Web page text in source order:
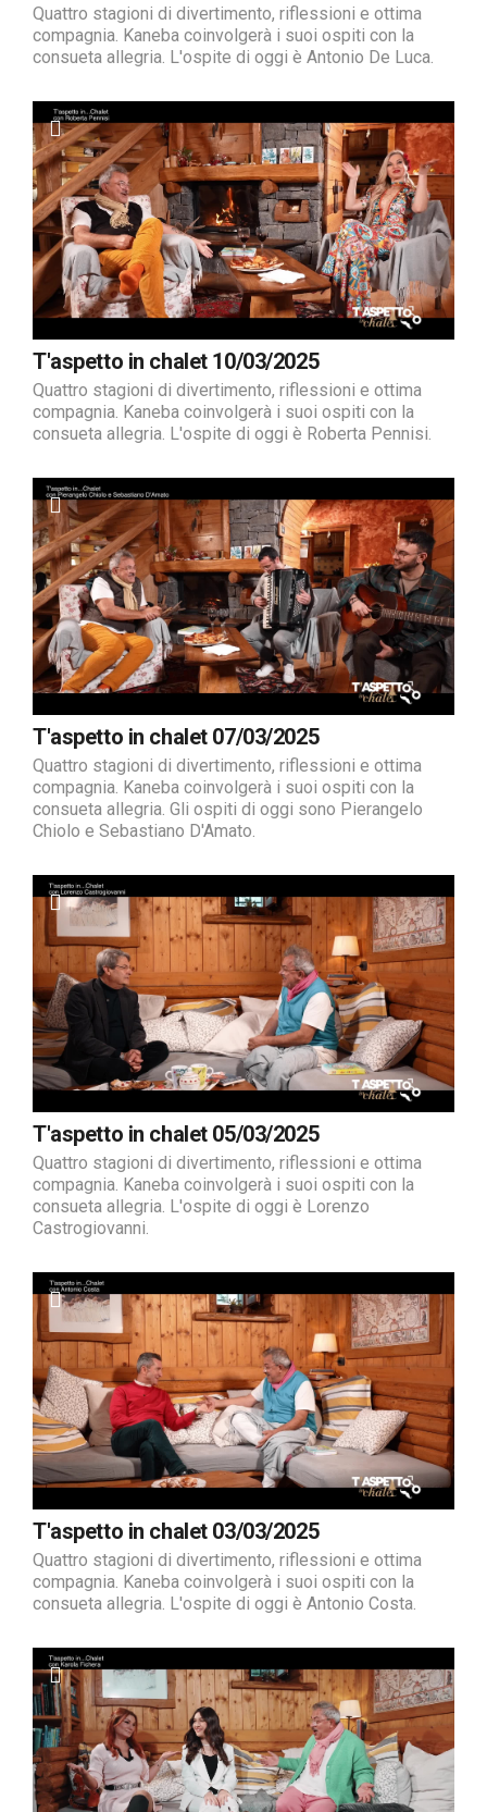
Quattro stagioni di divertimento, riflessioni e ottima
compagnia. Kaneba coinvolgerà i suoi ospiti con la
consueta allegria. L'ospite di oggi è Antonio De Luca.
T'aspetto in chalet 10/03/2025
Quattro stagioni di divertimento, riflessioni e ottima
compagnia. Kaneba coinvolgerà i suoi ospiti con la
consueta allegria. L'ospite di oggi è Roberta Pennisi.
T'aspetto in chalet 07/03/2025
Quattro stagioni di divertimento, riflessioni e ottima
compagnia. Kaneba coinvolgerà i suoi ospiti con la
consueta allegria. Gli ospiti di oggi sono Pierangelo
Chiolo e Sebastiano D'Amato.
T'aspetto in chalet 05/03/2025
Quattro stagioni di divertimento, riflessioni e ottima
compagnia. Kaneba coinvolgerà i suoi ospiti con la
consueta allegria. L'ospite di oggi è Lorenzo
Castrogiovanni.
T'aspetto in chalet 03/03/2025
Quattro stagioni di divertimento, riflessioni e ottima
compagnia. Kaneba coinvolgerà i suoi ospiti con la
consueta allegria. L'ospite di oggi è Antonio Costa.